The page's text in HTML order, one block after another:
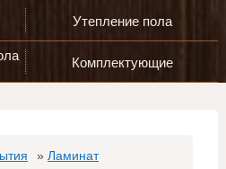
Утепление пола
Комплектующие
» Ламинат